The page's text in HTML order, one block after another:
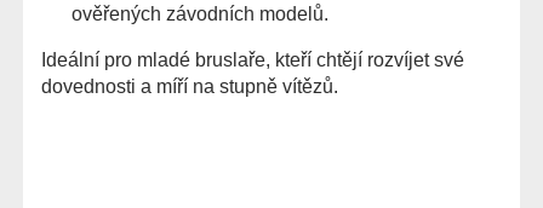
ověřených závodních modelů.
Ideální pro mladé bruslaře, kteří chtějí rozvíjet své
dovednosti a míří na stupně vítězů.